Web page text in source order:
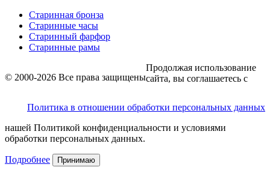
Старинная бронза
Старинные часы
Старинный фарфор
Старинные рамы
© 2000-2026 Все права защищены
Политика в отношении обработки персональных данных
Продолжая использование
сайта, вы соглашаетесь с
нашей Политикой конфиденциальности и условиями
обработки персональных данных.
Подробнее Принимаю